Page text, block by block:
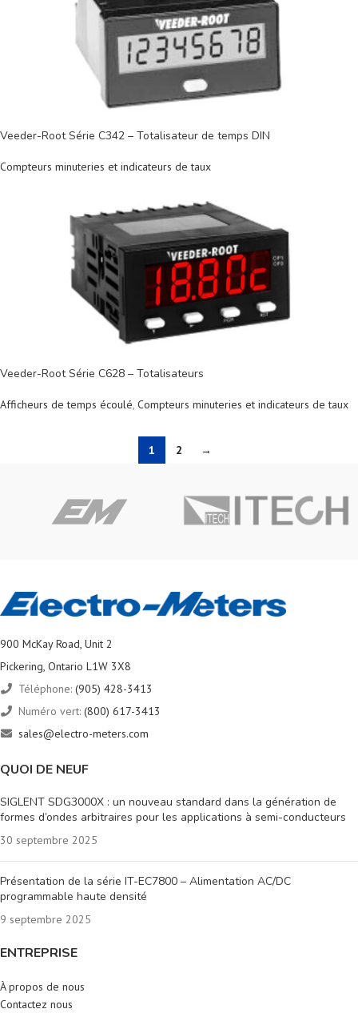
Veeder-Root Série C342 – Totalisateur de temps DIN
Compteurs minuteries et indicateurs de taux
Veeder-Root Série C628 – Totalisateurs
Afficheurs de temps écoulé, Compteurs minuteries et indicateurs de taux
1 2 →
900 McKay Road, Unit 2
Pickering, Ontario L1W 3X8
Téléphone: (905) 428-3413
Numéro vert: (800) 617-3413
sales@electro-meters.com
QUOI DE NEUF
SIGLENT SDG3000X : un nouveau standard dans la génération de
formes d’ondes arbitraires pour les applications à semi-conducteurs
30 septembre 2025
Présentation de la série IT-EC7800 – Alimentation AC/DC
programmable haute densité
9 septembre 2025
ENTREPRISE
À propos de nous
Contactez nous